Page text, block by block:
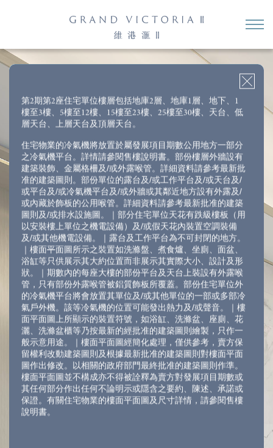
3房1套＋多功能房連洗手間
4房1套＋多功能房連洗手間
第2座 18 樓 B 室
*
第2期第2座住宅單位樓層包括地庫2層、地庫1層、地下、1
樓至3樓、5樓至12樓、15樓至23樓、25樓至30樓、天台、低
層天台、上層天台及頂層天台。
住宅物業的冷氣機將放置於屬發展項目期數公用地方一部分
之冷氣機平台。詳情請參閱售樓說明書。部份樓層外牆設有
建築裝飾、金屬格柵及/或外露喉管。詳細資料請參考最新批
准的建築圖則。部份單位的露台及/或工作平台及/或天台及/
或平台及/或冷氣機平台及/或外牆或其鄰近地方設有外露及/
或內藏於飾板的公用喉管。詳細資料請參考最新批准的建築
圖則及/或排水設施圖。｜部分住宅單位天花有跌級樓板（用
以安裝樓上單位之機電設備）及/或假天花內裝置空調裝備
及/或其他機電設備。｜露台及工作平台為不可封閉的地方。
｜樓面平面圖所示之裝置如洗滌盤、煮食爐、坐廁、面盆、
浴缸等只供展示其大約位置而非展示其實際大小、設計及形
狀。｜期數內的每座大樓的部份平台及天台上裝設有外露喉
管，只有部份外露喉管被鋁質飾板所覆蓋。部份住宅單位外
的冷氣機平台將會放置其單位及/或其他單位的一部或多部冷
氣戶外機。該等冷氣機的位置可能發出熱力及/或聲音。｜樓
面平面圖上所顯示的裝置符號，如浴缸、洗滌盆、座廁、花
灑、洗滌盆櫃等乃按最新的經批准的建築圖則繪製，只作一
般示意用途。｜樓面平面圖經簡化處理，僅供參考，賣方保
留權利改動建築圖則及根據最新批准的建築圖則對樓面平面
圖作出修改。以相關的政府部門最終批准的建築圖則作準。
樓面平面圖並不構成亦不得被詮釋為賣方對發展項目期數或
其任何部分作出任何不論明示或隱含之要約、陳述、承諾或
保證。有關住宅物業的樓面平面圖及尺寸詳情，請參閱售樓
說明書。